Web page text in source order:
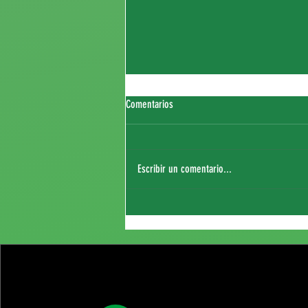
Fichaje de Thierry Sagna
Comentarios
Escribir un comentario...